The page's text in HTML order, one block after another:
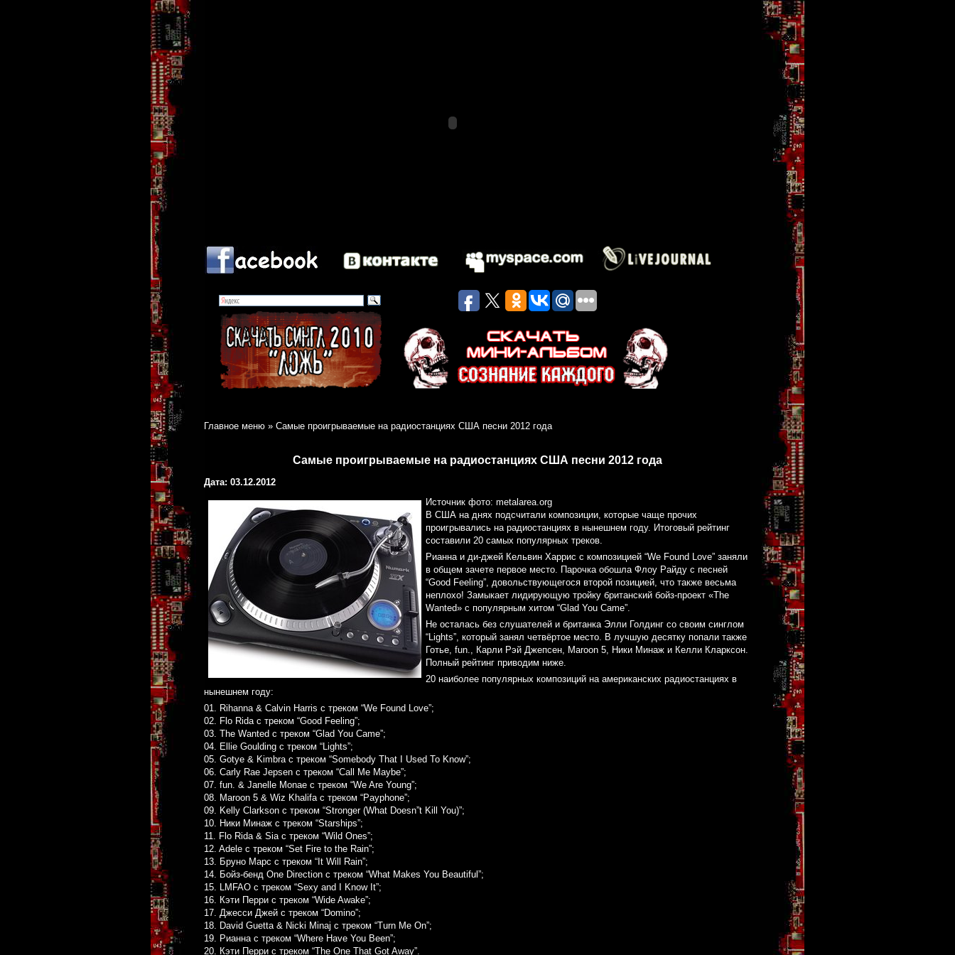
Главное меню » Самые проигрываемые на радиостанциях США песни 2012 года
Самые проигрываемые на радиостанциях США песни 2012 года
Дата: 03.12.2012
Источник фото: metalarea.org
В США на днях подсчитали композиции, которые чаще прочих
проигрывались на радиостанциях в нынешнем году. Итоговый рейтинг
составили 20 самых популярных треков.
Рианна и ди-джей Кельвин Харрис с композицией “We Found Love” заняли
в общем зачете первое место. Парочка обошла Флоу Райду с песней
“Good Feeling”, довольствующегося второй позицией, что также весьма
неплохо! Замыкает лидирующую тройку британский бойз-проект «The
Wanted» с популярным хитом “Glad You Came”.
Не осталась без слушателей и британка Элли Голдинг со своим синглом
“Lights”, который занял четвёртое место. В лучшую десятку попали также
Готье, fun., Карли Рэй Джепсен, Maroon 5, Ники Минаж и Келли Кларксон.
Полный рейтинг приводим ниже.
20 наиболее популярных композиций на американских радиостанциях в
нынешнем году:
01. Rihanna & Calvin Harris с треком “We Found Love”;
02. Flo Rida с треком “Good Feeling”;
03. The Wanted с треком “Glad You Came”;
04. Ellie Goulding с треком “Lights”;
05. Gotye & Kimbra с треком “Somebody That I Used To Know”;
06. Carly Rae Jepsen с треком “Call Me Maybe”;
07. fun. & Janelle Monae с треком “We Are Young”;
08. Maroon 5 & Wiz Khalifa с треком “Payphone”;
09. Kelly Clarkson с треком “Stronger (What Doesn”t Kill You)”;
10. Ники Минаж с треком “Starships”;
11. Flo Rida & Sia с треком “Wild Ones”;
12. Adele с треком “Set Fire to the Rain”;
13. Бруно Марс с треком “It Will Rain”;
14. Бойз-бенд One Direction с треком “What Makes You Beautiful”;
15. LMFAO с треком “Sexy and I Know It”;
16. Кэти Перри с треком “Wide Awake”;
17. Джесси Джей с треком “Domino”;
18. David Guetta & Nicki Minaj с треком “Turn Me On”;
19. Рианна с треком “Where Have You Been”;
20. Кэти Перри с треком “The One That Got Away”.